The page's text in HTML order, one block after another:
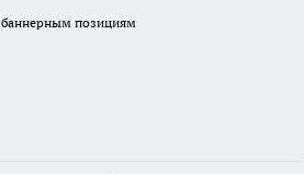
баннерным позициям